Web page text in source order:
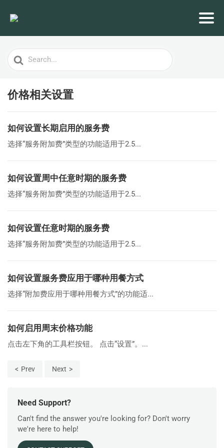
Search
For
价格相关设置
如何设置长期启用的服务费
选择“服务附加费”类型的功能适用于2.5...
如何设置周中任意时期的服务费
选择“服务附加费”类型的功能适用于2.5...
如何设置任意时期的服务费
选择“服务附加费”类型的功能适用于2.5...
如何设置服务费应用于哪种用餐方式
选择“附加费应用于哪种用餐方式”的功能适...
如何启用周末价格功能
点击左下角的工具栏按钮。 点击“设置”。...
Prev Next
Need Support?
Can't find the answer you're looking for? Don't worry
we're here to help!